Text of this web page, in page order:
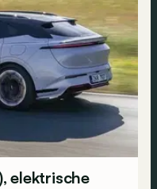
elektrische